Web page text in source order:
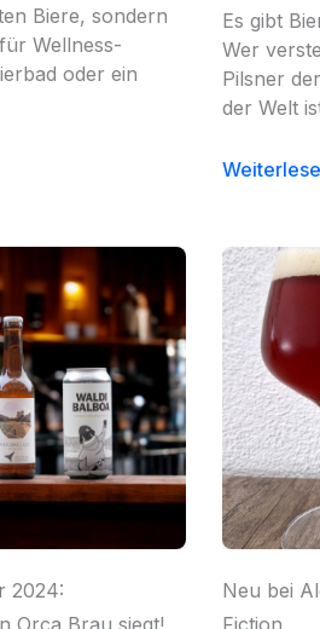
Biere, sondern
Wellness-
oder ein
Es gibt
Wer
Pilsner
der Welt
2024:
Orca Brau siegt!
Neu bei
Fiction